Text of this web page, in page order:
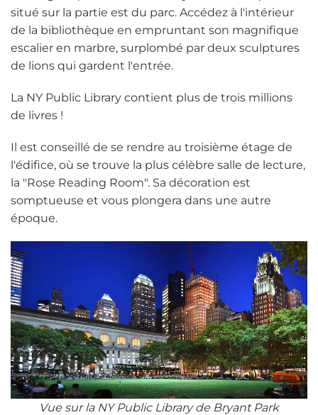
situé sur la partie est du parc. Accédez à l'intérieur
de la bibliothèque en empruntant son magnifique
escalier en marbre, surplombé par deux sculptures
de lions qui gardent l'entrée.
La NY Public Library contient plus de trois millions
de livres !
Il est conseillé de se rendre au troisième étage de
l'édifice, où se trouve la plus célèbre salle de lecture,
la "Rose Reading Room". Sa décoration est
somptueuse et vous plongera dans une autre
époque.
Vue sur la NY Public Library de Bryant Park